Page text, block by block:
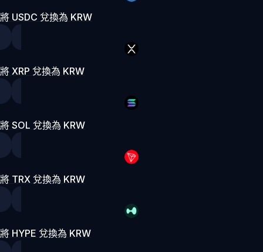
將 USDC 兌換為 KRW
將 XRP 兌換為 KRW
將 SOL 兌換為 KRW
將 TRX 兌換為 KRW
將 HYPE 兌換為 KRW